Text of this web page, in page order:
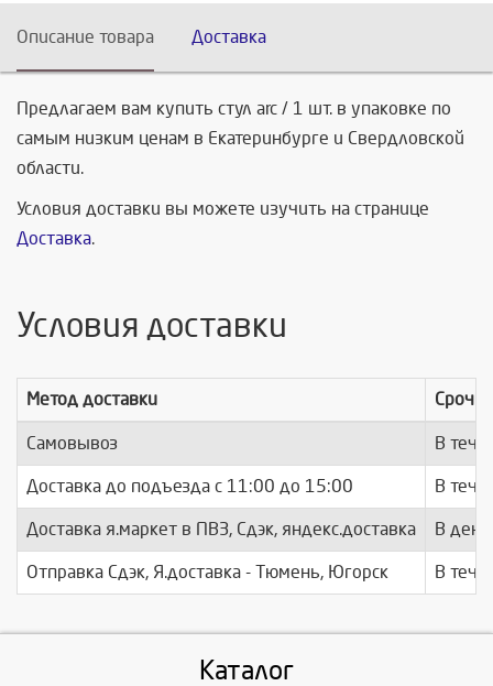
Описание товара Доставка
Предлагаем вам купить стул arc / 1 шт. в упаковке по
самым низким ценам в Екатеринбурге и Свердловской
области.
Условия доставки вы можете изучить на странице
Доставка.
Условия доставки
Метод доставки
Самовывоз В
Доставка до подъезда c 11:00 до 15:00 В
Доставка я.маркет в ПВЗ, Сдэк, яндекс.доставка В день
Отправка Сдэк, Я.доставка - Тюмень, Югорск В
Каталог